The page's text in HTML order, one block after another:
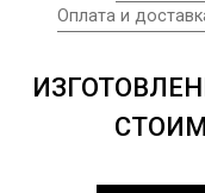
Оплата и